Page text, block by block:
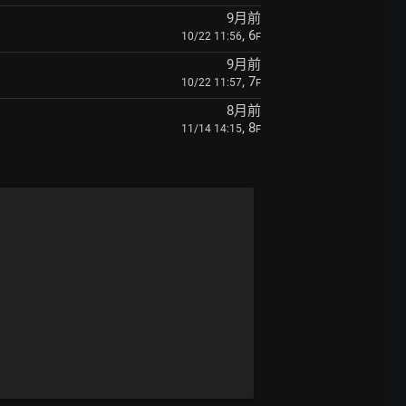
9月前
10/22 11:56, 6F
9月前
10/22 11:57, 7F
8月前
11/14 14:15, 8F